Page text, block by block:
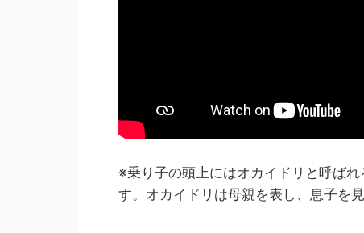
※乗り子の頭上にはオカイドリと呼ば
す。オカイドリは母親を表し、息子を